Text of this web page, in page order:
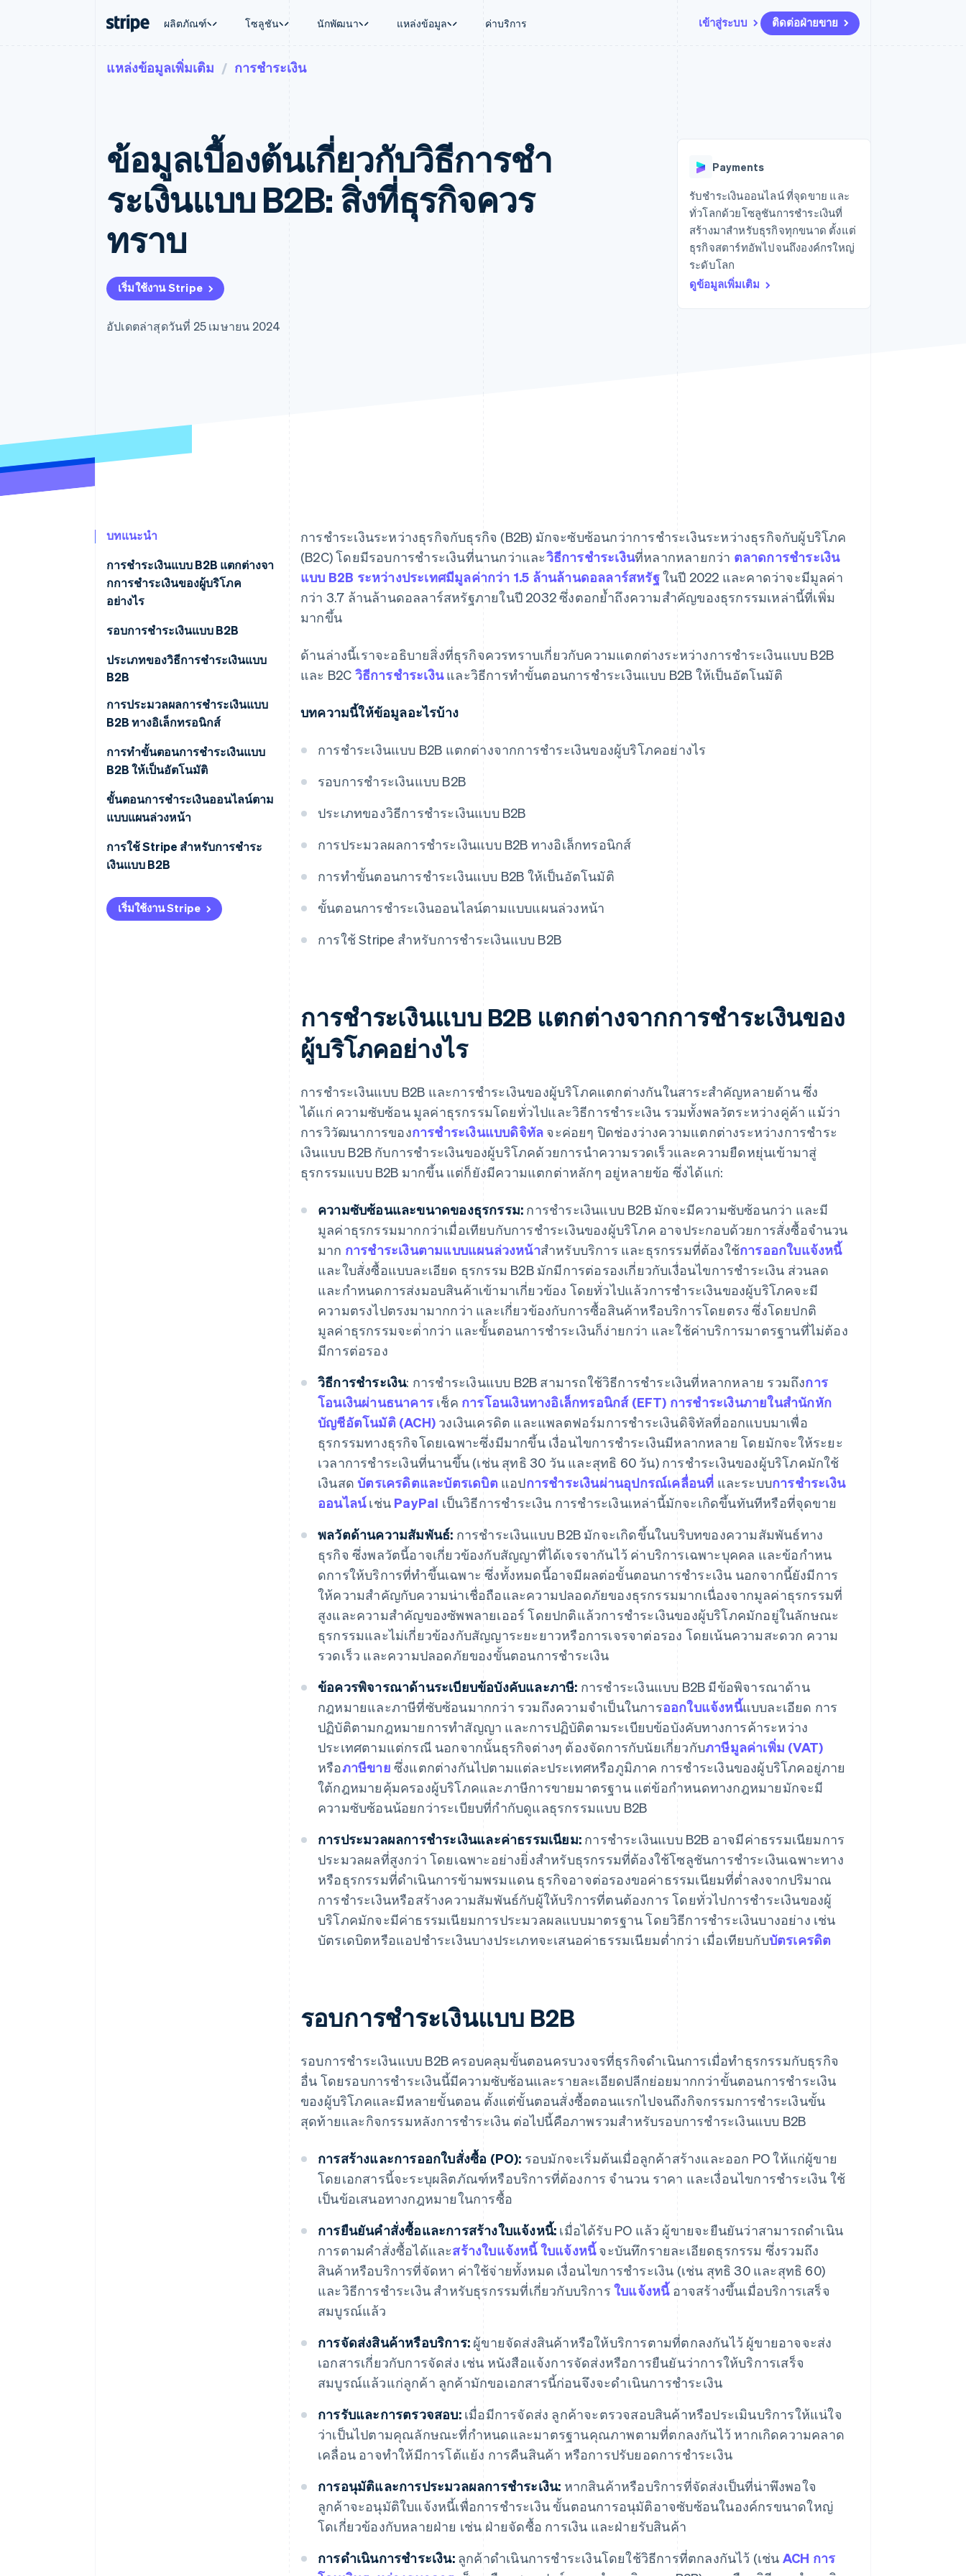
ผลิตภัณฑ์ โซลูชัน นักพัฒนา แหล่งข้อมูล ค่าบริการ เข้าสู่ระบบ ติดต่อฝ่ายขาย
การชำระเงิน
การชำระเงินแบบไม่ต้องเขียน
UI การชำระเงินสำเร็จรูป
องค์ประกอบ UI ที่ยืดหยุ่น
เข้าถึงได้มากกว่า 125 รายการ
Authorization Boost
การชำระเงินที่รวดเร็วขึ้น
รายรับ
การเรียกเก็บเงินตามการใช้งาน
การชำระเงินตามรอบบิล
การจัดการการชำระเงินตามรอบ
Invoicing
ครั้งเดียวหรือตามแบบแผนล่วง
รายงานที่ออกแบบเอง
Radar
การก่อตั้งบริษัทสตาร์ทอัพ
Climate
การขจัดคาร์บอน
ตามกรณีใช้งาน
การทำงานอัตโนมัติด้านการเงิน
ธุรกิจทั่วโลก
การชำระเงินในแอป
การจัดการเงิน
แพลตฟอร์ม
การบริการ การเดินทาง และสันทนาการ
ประกันภัย
องค์กรไม่แสวงผลกำไร
บริการเฉพาะทาง
เอกสารประกอบ
จัดการการชำระเงินตามรอบบิล
เสนอการเรียกเก็บเงินตามการใช้งาน
ออกบัตรที่มีสเตเบิลคอยน์รองรับอยู่
จัดเตรียมและจัดการบริการด้วยเอเจนต์
สถานะ API
การสนับสนุน
ห้องข่าว
Stripe Press
แหล่งข้อมูลเพิ่มเติม การชำระเงิน
ข้อมูลเบื้องต้นเกี่ยวกับวิธีการชํา
ระเงินแบบ B2B: สิ่งที่ธุรกิจควร
ทราบ
เริ่มใช้งาน Stripe
อัปเดตล่าสุดวันที่ 25 เมษายน 2024
Payments
รับชำระเงินออนไลน์ ที่จุดขาย และ
ทั่วโลกด้วยโซลูชันการชำระเงินที่
สร้างมาสำหรับธุรกิจทุกขนาด ตั้งแต่
ธุรกิจสตาร์ทอัพไปจนถึงองค์กรใหญ่
ระดับโลก
ดูข้อมูลเพิ่มเติม
บทแนะนำ
การชําระเงินแบบ B2B แตกต่างจา
กการชําระเงินของผู้บริโภค
อย่างไร
รอบการชําระเงินแบบ B2B
ประเภทของวิธีการชําระเงินแบบ
B2B
การชําระเงินแบบ ACH
การโอนเงินระหว่างธนาคาร
บริการชําระเงินแบบดิจิทัล
การประมวลผลการชําระเงินแบบ
B2B ทางอิเล็กทรอนิกส์
การทําขั้นตอนการชําระเงินแบบ
B2B ให้เป็นอัตโนมัติ
ขั้นตอนการชําระเงินออนไลน์ตาม
แบบแผนล่วงหน้า
การใช้ Stripe สำหรับการชําระ
เงินแบบ B2B
เริ่มใช้งาน Stripe
การชําระเงินระหว่างธุรกิจกับธุรกิจ (B2B) มักจะซับซ้อนกว่าการชําระเงินระหว่างธุรกิจกับผู้บริโภค
(B2C) โดยมีรอบการชําระเงินที่นานกว่าและวิธีการชําระเงินที่หลากหลายกว่า ตลาดการชําระเงิน
แบบ B2B ระหว่างประเทศมีมูลค่ากว่า 1.5 ล้านล้านดอลลาร์สหรัฐในปี 2022 และคาดว่าจะมีมูลค่า
กว่า 3.7 ล้านล้านดอลลาร์สหรัฐภายในปี 2032 ซึ่งตอกย้ำถึงความสําคัญของธุรกรรมเหล่านี้ที่เพิ่ม
มากขึ้น
ด้านล่างนี้เราจะอธิบายสิ่งที่ธุรกิจควรทราบเกี่ยวกับความแตกต่างระหว่างการชําระเงินแบบ B2B
และ B2C วิธีการชําระเงินและวิธีการทำขั้นตอนการชําระเงินแบบ B2B ให้เป็นอัตโนมัติ
บทความนี้ให้ข้อมูลอะไรบ้าง
การชําระเงินแบบ B2B แตกต่างจากการชําระเงินของผู้บริโภคอย่างไร
รอบการชําระเงินแบบ B2B
ประเภทของวิธีการชําระเงินแบบ B2B
การประมวลผลการชําระเงินแบบ B2B ทางอิเล็กทรอนิกส์
การทําขั้นตอนการชําระเงินแบบ B2B ให้เป็นอัตโนมัติ
ขั้นตอนการชําระเงินออนไลน์ตามแบบแผนล่วงหน้า
การใช้ Stripe สําหรับการชําระเงินแบบ B2B
การชําระเงินแบบ B2B แตกต่างจากการชําระเงินของ
ผู้บริโภคอย่างไร
การชําระเงินแบบ B2B และการชําระเงินของผู้บริโภคแตกต่างกันในสาระสำคัญหลายด้าน ซึ่ง
ได้แก่ ความซับซ้อน มูลค่าธุรกรรมโดยทั่วไปและวิธีการชําระเงิน รวมทั้งพลวัตระหว่างคู่ค้า แม้ว่า
การวิวัฒนาการของการชําระเงินแบบดิจิทัล จะค่อยๆ ปิดช่องว่างความแตกต่างระหว่างการชําระ
เงินแบบ B2B กับการชําระเงินของผู้บริโภคด้วยการนำความรวดเร็วและความยืดหยุ่นเข้ามาสู่
ธุรกรรมแบบ B2B มากขึ้น แต่ก็ยังมีความแตกต่าหลักๆ อยู่หลายข้อ ซึ่งได้แก่:
ความซับซ้อนและขนาดของธุรกรรม: การชําระเงินแบบ B2B มักจะมีความซับซ้อนกว่า และมี
มูลค่าธุรกรรมมากกว่าเมื่อเทียบกับการชําระเงินของผู้บริโภค อาจประกอบด้วยการสั่งซื้อจำนวน
มาก การชําระเงินตามแบบแผนล่วงหน้าสําหรับบริการ และธุรกรรมที่ต้องใช้การออกใบแจ้งหนี้
และใบสั่งซื้อแบบละเอียด ธุรกรรม B2B มักมีการต่อรองเกี่ยวกับเงื่อนไขการชําระเงิน ส่วนลด
และกําหนดการส่งมอบสินค้าเข้ามาเกี่ยวข้อง โดยทั่วไปแล้วการชําระเงินของผู้บริโภคจะมี
ความตรงไปตรงมามากกว่า และเกี่ยวข้องกับการซื้อสินค้าหรือบริการโดยตรง ซึ่งโดยปกติ
มูลค่าธุรกรรมจะต่ํากว่า และขั้้นตอนการชําระเงินก็ง่ายกว่า และใช้ค่าบริการมาตรฐานที่ไม่ต้อง
มีการต่อรอง
วิธีการชําระเงิน: การชําระเงินแบบ B2B สามารถใช้วิธีการชําระเงินที่หลากหลาย รวมถึงการ
โอนเงินผ่านธนาคาร เช็ค การโอนเงินทางอิเล็กทรอนิกส์ (EFT) การชําระเงินภายในสํานักหัก
บัญชีอัตโนมัติ (ACH) วงเงินเครดิต และแพลตฟอร์มการชําระเงินดิจิทัลที่ออกแบบมาเพื่อ
ธุรกรรมทางธุรกิจโดยเฉพาะซึ่งมีมากขึ้น เงื่อนไขการชําระเงินมีหลากหลาย โดยมักจะให้ระยะ
เวลาการชําระเงินที่นานขึ้น (เช่น สุทธิ 30 วัน และสุทธิ 60 วัน) การชําระเงินของผู้บริโภคมักใช้
เงินสดบัตรเครดิตและบัตรเดบิต แอปการชําระเงินผ่านอุปกรณ์เคลื่อนที่ และระบบการชําระเงิน
ออนไลน์เช่น PayPal เป็นวิธีการชําระเงิน การชําระเงินเหล่านี้มักจะเกิดขึ้นทันทีหรือที่จุดขาย
พลวัตด้านความสัมพันธ์: การชําระเงินแบบ B2B มักจะเกิดขึ้นในบริบทของความสัมพันธ์ทาง
ธุรกิจ ซึ่งพลวัตนี้อาจเกี่ยวข้องกับสัญญาที่ได้เจรจากันไว้ ค่าบริการเฉพาะบุคคล และข้อกําหน
ดการให้บริการที่ทำขึ้นเฉพาะ ซึ่งทั้งหมดนี้อาจมีผลต่อขั้นตอนการชําระเงิน นอกจากนี้ยังมีการ
ให้ความสําคัญกับความน่าเชื่อถือและความปลอดภัยของธุรกรรมมากเนื่องจากมูลค่าธุรกรรมที่
สูงและความสําคัญของซัพพลายเออร์ โดยปกติแล้วการชําระเงินของผู้บริโภคมักอยู่ในลักษณะ
ธุรกรรมและไม่เกี่ยวข้องกับสัญญาระยะยาวหรือการเจรจาต่อรอง โดยเน้นความสะดวก ความ
รวดเร็ว และความปลอดภัยของขั้นตอนการชําระเงิน
ข้อควรพิจารณาด้านระเบียบข้อบังคับและภาษี: การชําระเงินแบบ B2B มีข้อพิจารณาด้าน
กฎหมายและภาษีที่ซับซ้อนมากกว่า รวมถึงความจําเป็นในการออกใบแจ้งหนี้แบบละเอียด การ
ปฏิบัติตามกฎหมายการทำสัญญา และการปฏิบัติตามระเบียบข้อบังคับทางการค้าระหว่าง
ประเทศตามแต่กรณี นอกจากนั้นธุรกิจต่างๆ ต้องจัดการกับนัยเกี่ยวกับภาษีมูลค่าเพิ่ม (VAT)
หรือภาษีขาย ซึ่งแตกต่างกันไปตามแต่ละประเทศหรือภูมิภาค การชําระเงินของผู้บริโภคอยู่ภาย
ใต้กฎหมายคุ้มครองผู้บริโภคและภาษีการขายมาตรฐาน แต่ข้อกําหนดทางกฎหมายมักจะมี
ความซับซ้อนน้อยกว่าระเบียบที่กํากับดูแลธุรกรรมแบบ B2B
การประมวลผลการชําระเงินและค่าธรรมเนียม: การชําระเงินแบบ B2B อาจมีค่าธรรมเนียมการ
ประมวลผลที่สูงกว่า โดยเฉพาะอย่างยิ่งสําหรับธุรกรรมที่ต้องใช้โซลูชันการชําระเงินเฉพาะทาง
หรือธุรกรรมที่ดำเนินการข้ามพรมแดน ธุรกิจอาจต่อรองขอค่าธรรมเนียมที่ต่ำลงจากปริมาณ
การชําระเงินหรือสร้างความสัมพันธ์กับผู้ให้บริการที่ตนต้องการ โดยทั่วไปการชําระเงินของผู้
บริโภคมักจะมีค่าธรรมเนียมการประมวลผลแบบมาตรฐาน โดยวิธีการชําระเงินบางอย่าง เช่น
บัตรเดบิตหรือแอปชําระเงินบางประเภทจะเสนอค่าธรรมเนียมต่ำกว่า เมื่อเทียบกับบัตรเครดิต
รอบการชําระเงินแบบ B2B
รอบการชําระเงินแบบ B2B ครอบคลุมขั้นตอนครบวงจรที่ธุรกิจดําเนินการเมื่อทําธุรกรรมกับธุรกิจ
อื่น โดยรอบการชำระเงินนี้มีความซับซ้อนและรายละเอียดปลีกย่อยมากกว่าขั้นตอนการชําระเงิน
ของผู้บริโภคและมีหลายขั้นตอน ตั้งแต่ขั้นตอนสั่งซื้อตอนแรกไปจนถึงกิจกรรมการชําระเงินขั้น
สุดท้ายและกิจกรรมหลังการชําระเงิน ต่อไปนี้คือภาพรวมสําหรับรอบการชําระเงินแบบ B2B
การสร้างและการออกใบสั่งซื้อ (PO): รอบมักจะเริ่มต้นเมื่อลูกค้าสร้างและออก PO ให้แก่ผู้ขาย
โดยเอกสารนี้จะระบุผลิตภัณฑ์หรือบริการที่ต้องการ จํานวน ราคา และเงื่อนไขการชําระเงิน ใช้
เป็นข้อเสนอทางกฎหมายในการซื้อ
การยืนยันคําสั่งซื้อและการสร้างใบแจ้งหนี้: เมื่อได้รับ PO แล้ว ผู้ขายจะยืนยันว่าสามารถดําเนิน
การตามคําสั่งซื้อได้และสร้างใบแจ้งหนี้ใบแจ้งหนี้จะบันทึกรายละเอียดธุรกรรม ซึ่งรวมถึง
สินค้าหรือบริการที่จัดหา ค่าใช้จ่ายทั้งหมด เงื่อนไขการชําระเงิน (เช่น สุทธิ 30 และสุทธิ 60)
และวิธีการชําระเงิน สําหรับธุรกรรมที่เกี่ยวกับบริการ ใบแจ้งหนี้อาจสร้างขึ้นเมื่อบริการเสร็จ
สมบูรณ์แล้ว
การจัดส่งสินค้าหรือบริการ: ผู้ขายจัดส่งสินค้าหรือให้บริการตามที่ตกลงกันไว้ ผู้ขายอาจจะส่ง
เอกสารเกี่ยวกับการจัดส่ง เช่น หนังสือแจ้งการจัดส่งหรือการยืนยันว่าการให้บริการเสร็จ
สมบูรณ์แล้วแก่ลูกค้า ลูกค้ามักขอเอกสารนี้ก่อนจึงจะดำเนินการชําระเงิน
การรับและการตรวจสอบ:เมื่อมีการจัดส่ง ลูกค้าจะตรวจสอบสินค้าหรือประเมินบริการให้แน่ใจ
ว่าเป็นไปตามคุณลักษณะที่กําหนดและมาตรฐานคุณภาพตามที่ตกลงกันไว้ หากเกิดความคลาด
เคลื่อน อาจทําให้มีการโต้แย้ง การคืนสินค้า หรือการปรับยอดการชําระเงิน
การอนุมัติและการประมวลผลการชําระเงิน: หากสินค้าหรือบริการที่จัดส่งเป็นที่น่าพึงพอใจ
ลูกค้าจะอนุมัติใบแจ้งหนี้เพื่อการชําระเงิน ขั้นตอนการอนุมัติอาจซับซ้อนในองค์กรขนาดใหญ่
โดเกี่ยวข้องกับหลายฝ่าย เช่น ฝ่ายจัดซื้อ การเงิน และฝ่ายรับสินค้า
การดําเนินการชําระเงิน:ลูกค้าดําเนินการชําระเงินโดยใช้วิธีการที่ตกลงกันไว้ (เช่น ACH การ